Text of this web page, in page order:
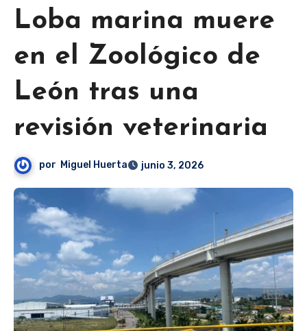
Loba marina muere
en el Zoológico de
León tras una
revisión veterinaria
por Miguel Huerta junio 3, 2026